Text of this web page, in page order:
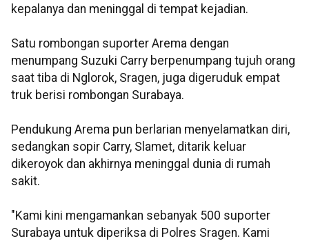
kepalanya dan meninggal di tempat kejadian.
Satu rombongan suporter Arema dengan
menumpang Suzuki Carry berpenumpang tujuh orang
saat tiba di Nglorok, Sragen, juga digeruduk empat
truk berisi rombongan Surabaya.
Pendukung Arema pun berlarian menyelamatkan diri,
sedangkan sopir Carry, Slamet, ditarik keluar
dikeroyok dan akhirnya meninggal dunia di rumah
sakit.
"Kami kini mengamankan sebanyak 500 suporter
Surabaya untuk diperiksa di Polres Sragen. Kami